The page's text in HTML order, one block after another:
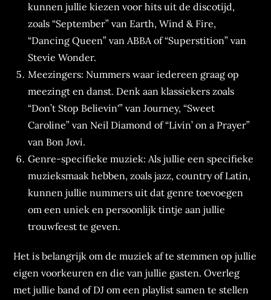
kunnen jullie kiezen voor hits uit de discotijd,
zoals “September” van Earth, Wind & Fire,
“Dancing Queen” van ABBA of “Superstition” van
Stevie Wonder.
Meezingers: Nummers waar iedereen graag op
meezingt en danst. Denk aan klassiekers zoals
“Don’t Stop Believin'” van Journey, “Sweet
Caroline” van Neil Diamond of “Livin’ on a Prayer”
van Bon Jovi.
Genre-specifieke muziek: Als jullie een specifieke
muzieksmaak hebben, zoals jazz, country of Latin,
kunnen jullie nummers uit dat genre toevoegen
om een uniek en persoonlijk tintje aan jullie
trouwfeest te geven.
Het is belangrijk om de muziek af te stemmen op jullie
eigen voorkeuren en die van jullie gasten. Overleg
met jullie band of DJ om een playlist samen te stellen